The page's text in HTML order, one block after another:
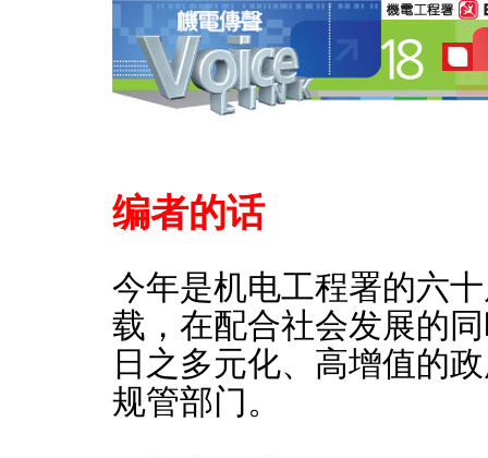
编者的话
今年是机电工程署的六
载，在配合社会发展的
日之多元化、高增值的
规管部门。